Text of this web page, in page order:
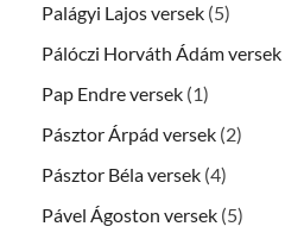
Palágyi Lajos versek (5)
Pálóczi Horváth Ádám versek
Pap Endre versek (1)
Pásztor Árpád versek (2)
Pásztor Béla versek (4)
Pável Ágoston versek (5)